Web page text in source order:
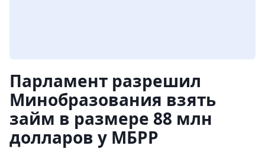
Парламент разрешил
Минобразования взять
займ в размере 88 млн
долларов у МБРР